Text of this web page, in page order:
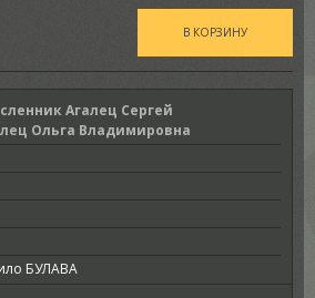
Агалец Сергей
Ольга Владимировна
БУЛАВА